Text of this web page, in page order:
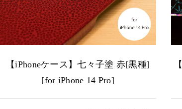
【iPhoneケース】七々子塗 赤[黒種]
[for iPhone 14 Pro]